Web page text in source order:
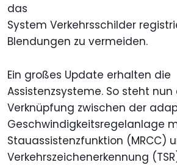
das
System Verkehrsschilder
Blendungen zu vermeiden.
Ein großes Update erhalten die
Assistenzsysteme. So steht nun
Verknüpfung zwischen der
Geschwindigkeitsregelanlage
Stauassistenzfunktion (MRCC)
Verkehrszeichenerkennung